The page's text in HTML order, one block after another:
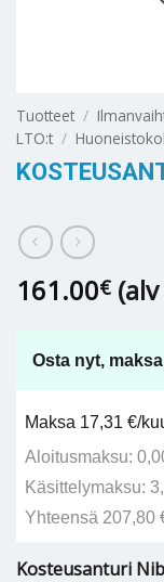
Tuotteet /
LTO:t /
161.00€
Osta nyt,
Maksa 17,31 €/
Aloitusmaksu:
Käsittelymaksu:
Yhteensä 207,80
Kosteusanturi